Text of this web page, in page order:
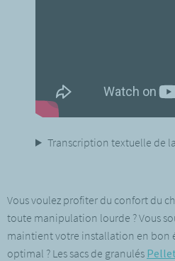
Transcription textuelle de
Vous voulez profiter du confort du
toute manipulation lourde ? Vous
maintient votre installation en bon
optimal ? Les sacs de granulés